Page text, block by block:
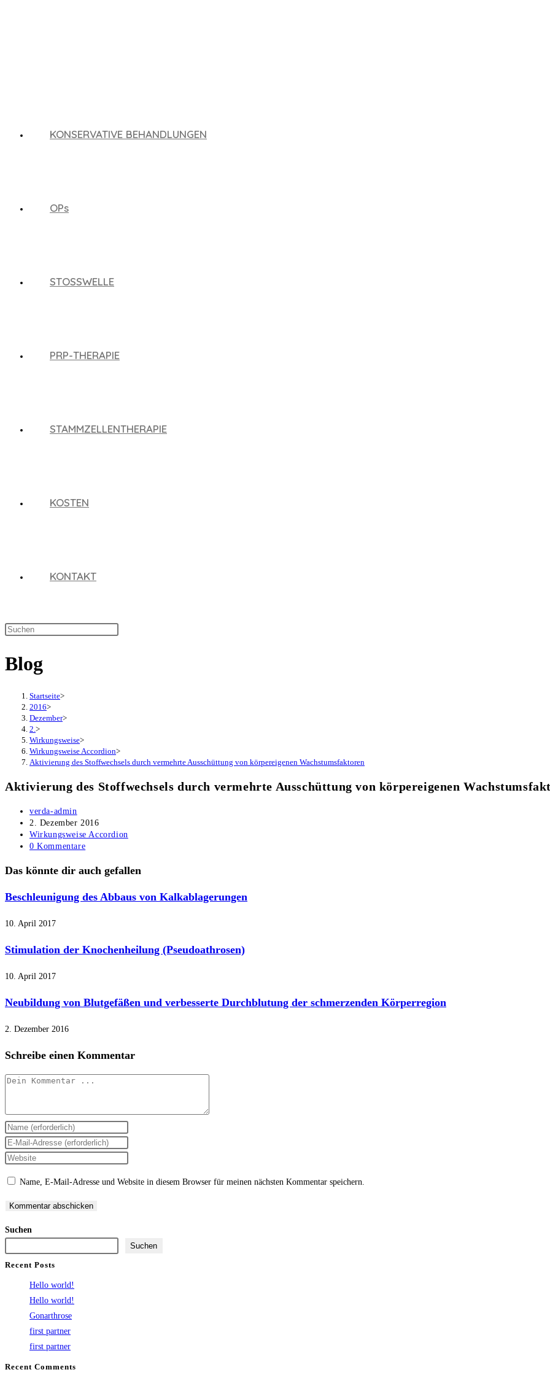
KONSERVATIVE BEHANDLUNGEN
OPs
STOSSWELLE
PRP-THERAPIE
STAMMZELLENTHERAPIE
KOSTEN
KONTAKT
Diese
durchsuchen
Blog
Startseite>
2016>
Dezember>
2. >
Wirkungsweise>
Wirkungsweise Accordion>
Aktivierung des Stoffwechsels durch vermehrte Ausschüttung von körpereigenen Wachstumsfaktoren
Aktivierung des Stoffwechsels durch vermehrte Ausschüttung von körpereigenen
Beitrags-
Autor:
verda-admin
Beitrag
veröffentlicht:
2. Dezember 2016
Beitrags-
Kategorie:
Wirkungsweise Accordion
Beitrags-
0 Kommentare
Das könnte dir auch gefallen
Beschleunigung des Abbaus von Kalkablagerungen
10. April 2017
Stimulation der Knochenheilung (Pseudoathrosen)
10. April 2017
Neubildung von Blutgefäßen und verbesserte Durchblutung der schmerzenden Körperregion
2. Dezember 2016
Schreibe einen Kommentar
Kommentieren
Gib
deinen
Namen
Benutzernamen
zum
ein
Gib
deine
Adresse
Kommentieren
Gib
URL
(optional)
Name, E-Mail-Adresse und Website in diesem Browser für meinen nächsten Kommentar speichern.
Suchen
Suchen
Recent Posts
Hello world!
Hello world!
Gonarthrose
first partner
first partner
Recent Comments